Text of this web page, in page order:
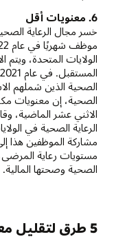
6. معنويات أقل
الولايات المتحدة، ويتم
الصحية الذين شملهم
الصحية، إن معنويات
الرعاية الصحية في
مشاركة الموظفين هذا
مستويات رعاية
الصحية وصحتها المالية.
5 طرق لتقليل معدل دوران الموظفين